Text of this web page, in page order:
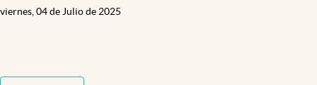
viernes, 04 de Julio de 2025